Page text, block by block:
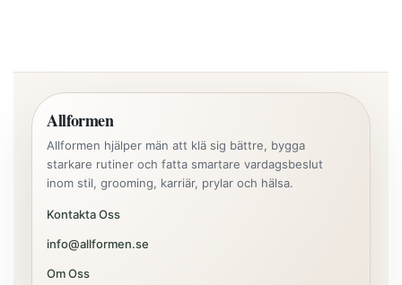
Allformen
Allformen hjälper män att klä sig bättre, bygga
starkare rutiner och fatta smartare vardagsbeslut
inom stil, grooming, karriär, prylar och hälsa.
Kontakta Oss
info@allformen.se
Om Oss